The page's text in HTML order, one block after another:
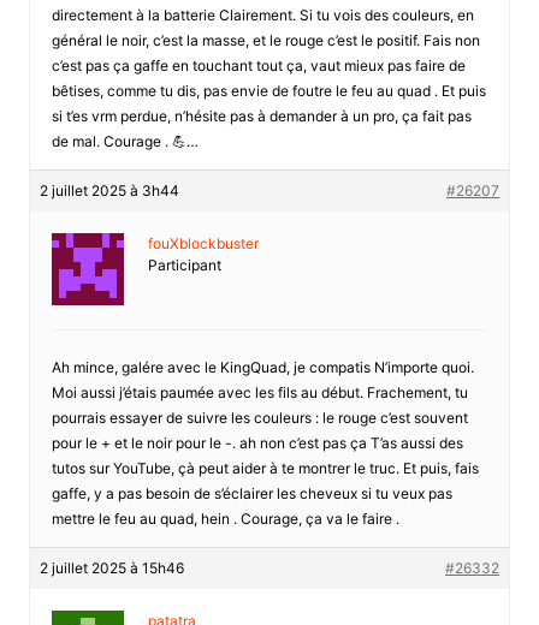
directement à la batterie Clairement. Si tu vois des couleurs, en
général le noir, c’est la masse, et le rouge c’est le positif. Fais non
c’est pas ça gaffe en touchant tout ça, vaut mieux pas faire de
bêtises, comme tu dis, pas envie de foutre le feu au quad . Et puis
si t’es vrm perdue, n’hésite pas à demander à un pro, ça fait pas
de mal. Courage . 💪…
2 juillet 2025 à 3h44 #26207
fouXblockbuster
Participant
Ah mince, galére avec le KingQuad, je compatis N’importe quoi.
Moi aussi j’étais paumée avec les fils au début. Frachement, tu
pourrais essayer de suivre les couleurs : le rouge c’est souvent
pour le + et le noir pour le -. ah non c’est pas ça T’as aussi des
tutos sur YouTube, çà peut aider à te montrer le truc. Et puis, fais
gaffe, y a pas besoin de s’éclairer les cheveux si tu veux pas
mettre le feu au quad, hein . Courage, ça va le faire .
2 juillet 2025 à 15h46 #26332
patatra